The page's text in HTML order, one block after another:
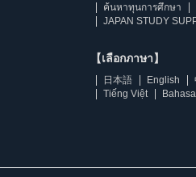
ค้นหาทุนการศึกษา
JAPAN STUDY
【เลือกภาษา】
日本語 English
Tiếng Việt